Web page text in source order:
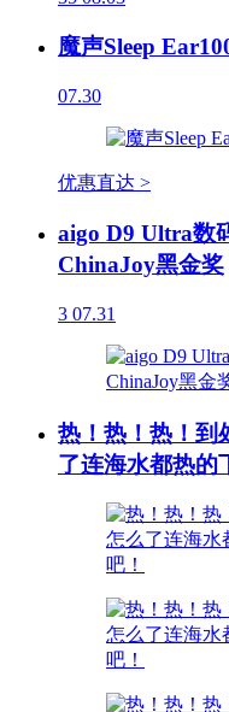
魔声Sleep
07.30
优惠直达 >
aigo D9 Ultra数
ChinaJoy黑金奖
3 07.31
热！热！热！到
了连海水都热的